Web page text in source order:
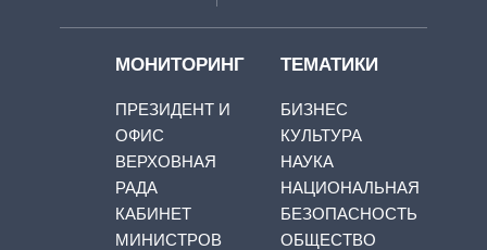
МОНИТОРИНГ
ПРЕЗИДЕНТ И
ОФИС
ВЕРХОВНАЯ
РАДА
КАБИНЕТ
МИНИСТРОВ
ТЕМАТИКИ
БИЗНЕС
КУЛЬТУРА
НАУКА
НАЦИОНАЛЬНАЯ
БЕЗОПАСНОСТЬ
ОБЩЕСТВО